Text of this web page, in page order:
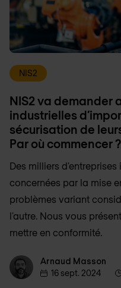
NIS2
NIS2 va demander
industrielles
sécurisation de
Par où commencer ?
Des milliers
concernées par la mise
problèmes variant
l'autre. Nous vous
mettre en conformité.
Arnaud Masson
Arnaud Masson
16 sept. 2024